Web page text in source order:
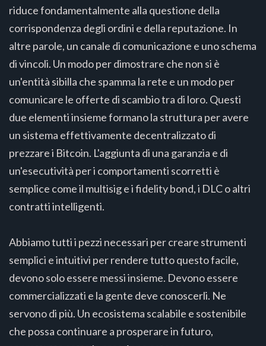
riduce fondamentalmente alla questione della
corrispondenza degli ordini e della reputazione. In
altre parole, un canale di comunicazione e uno schema
di vincoli. Un modo per dimostrare che non si è
un'entità sibilla che spamma la rete e un modo per
comunicare le offerte di scambio tra di loro. Questi
due elementi insieme formano la struttura per avere
un sistema effettivamente decentralizzato di
prezzare i Bitcoin. L'aggiunta di una garanzia e di
un'esecutività per i comportamenti scorretti è
semplice come il multisig e i fidelity bond, i DLC o altri
contratti intelligenti.
Abbiamo tutti i pezzi necessari per creare strumenti
semplici e intuitivi per rendere tutto questo facile,
devono solo essere messi insieme. Devono essere
commercializzati e la gente deve conoscerli. Ne
servono di più. Un ecosistema scalabile e sostenibile
che possa continuare a prosperare in futuro,